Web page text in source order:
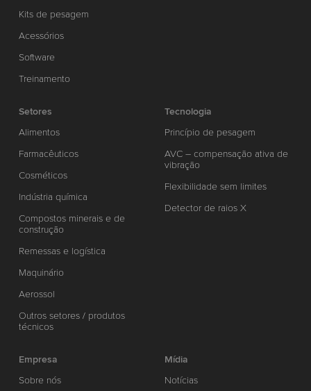
Kits de pesagem
Acessórios
Software
Treinamento
Setores
Alimentos
Farmacêuticos
Cosméticos
Indústria química
Compostos minerais e de
construção
Remessas e logística
Maquinário
Aerossol
Outros setores / produtos
técnicos
Tecnologia
Princípio de pesagem
AVC – compensação ativa de
vibração
Flexibilidade sem limites
Detector de raios X
Empresa
Sobre nós
Mídia
Notícias